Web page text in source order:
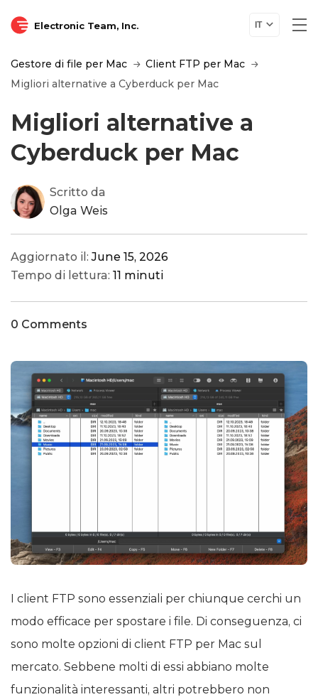
Electronic Team, Inc. IT
Gestore di file per Mac
Client FTP per Mac
Migliori alternative a Cyberduck per Mac
Migliori alternative a
Cyberduck per Mac
Scritto da
Olga Weis
Aggiornato il:June 15, 2026
Tempo di lettura: 11 minuti
0 Comments
I client FTP sono essenziali per chiunque cerchi un
modo efficace per spostare i file. Di conseguenza, ci
sono molte opzioni di client FTP per Mac sul
mercato. Sebbene molti di essi abbiano molte
funzionalità interessanti, altri potrebbero non